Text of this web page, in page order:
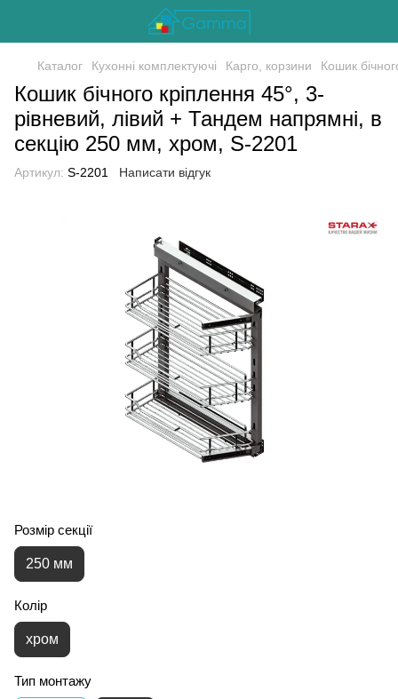
Каталог Кухонні комплектуючі Карго, корзини Кошик
Кошик бічного кріплення 45°, 3-
рівневий, лівий + Тандем напрямні, в
секцію 250 мм, хром, S-2201
Артикул: S-2201 Написати відгук
Розмір секції
250 мм
Колір
хром
Тип монтажу